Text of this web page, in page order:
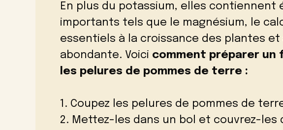
En plus du potassium, elles contiennent
importants tels que le magnésium, le
essentiels à la croissance des plantes
abondante. Voici comment préparer un
les pelures de pommes de terre :
1. Coupez les pelures de pommes de
2. Mettez-les dans un bol et couvrez-les